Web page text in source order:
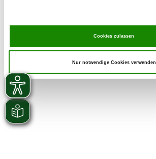
Cookies zulassen
Nur notwendige Cookies verwenden